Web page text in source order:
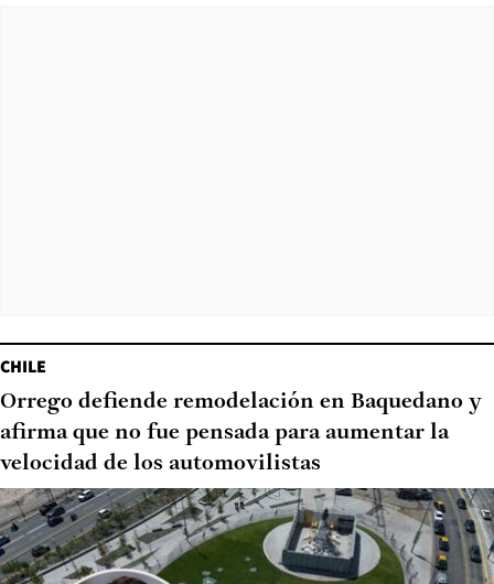
CHILE
Orrego defiende remodelación en Baquedano y
afirma que no fue pensada para aumentar la
velocidad de los automovilistas